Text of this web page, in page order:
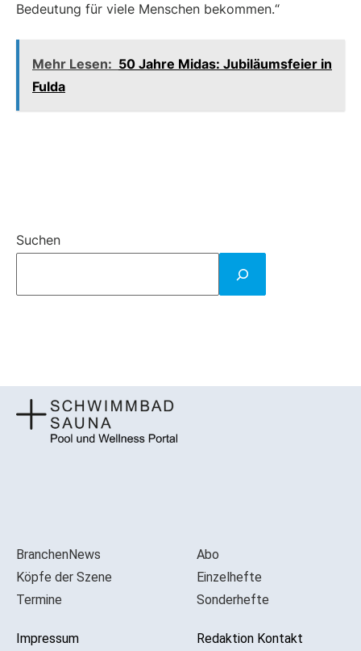
Bedeutung für viele Menschen bekommen.“
Mehr Lesen: 50 Jahre Midas: Jubiläumsfeier in
Fulda
Suchen
BranchenNews
Köpfe der Szene
Termine
Impressum
Abo
Einzelhefte
Sonderhefte
Redaktion Kontakt